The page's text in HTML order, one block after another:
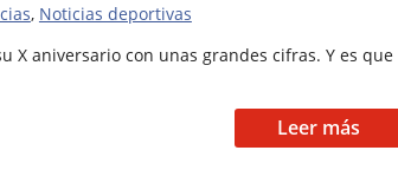
, Noticias deportivas
X aniversario con unas grandes cifras. Y es que
Leer más